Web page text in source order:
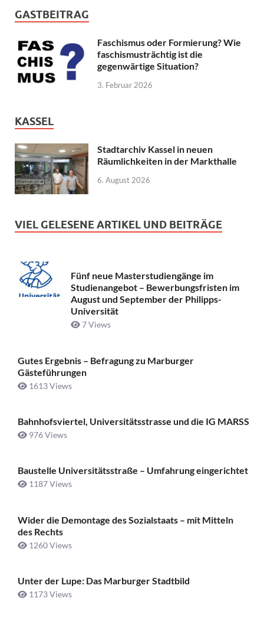
GASTBEITRAG
Faschismus oder Formierung? Wie
faschismusträchtig ist die
gegenwärtige Situation?
3. Februar 2026
KASSEL
Stadtarchiv Kassel in neuen
Räumlichkeiten in der Markthalle
6. August 2026
VIEL GELESENE ARTIKEL UND BEITRÄGE
Fünf neue Masterstudiengänge im
Studienangebot – Bewerbungsfristen im
August und September der Philipps-
Universität
7 Views
Gutes Ergebnis – Befragung zu Marburger
Gästeführungen
1613 Views
Bahnhofsviertel, Universitätsstrasse und die IG MARSS
976 Views
Baustelle Universitätsstraße ­– Umfahrung eingerichtet
1187 Views
Wider die Demontage des Sozialstaats – mit Mitteln
des Rechts
1260 Views
Unter der Lupe: Das Marburger Stadtbild
1173 Views